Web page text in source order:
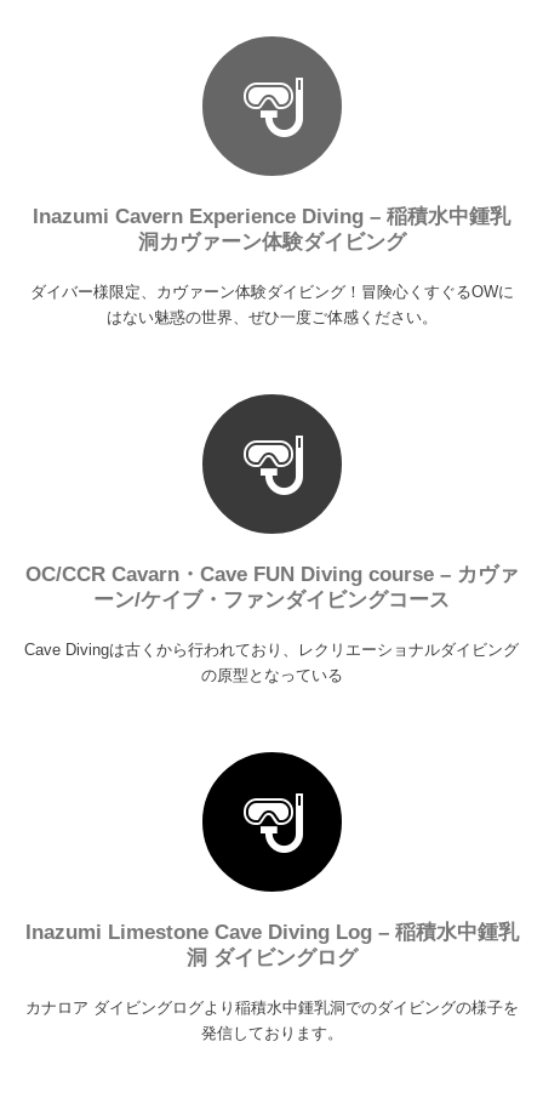
Inazumi Cavern Experience Diving – 稲積水中鍾乳
洞カヴァーン体験ダイビング
ダイバー様限定、カヴァーン体験ダイビング！冒険心くすぐるOWに
はない魅惑の世界、ぜひ一度ご体感ください。
OC/CCR Cavarn・Cave FUN Diving course – カヴァ
ーン/ケイブ・ファンダイビングコース
Cave Divingは古くから行われており、レクリエーショナルダイビング
の原型となっている
Inazumi Limestone Cave Diving Log – 稲積水中鍾乳
洞 ダイビングログ
カナロア ダイビングログより稲積水中鍾乳洞でのダイビングの様子を
発信しております。